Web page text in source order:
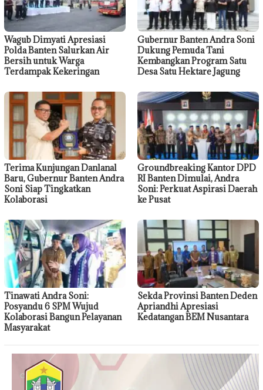
Wagub Dimyati Apresiasi
Polda Banten Salurkan Air
Bersih untuk Warga
Terdampak Kekeringan
Gubernur Banten Andra Soni
Dukung Pemuda Tani
Kembangkan Program Satu
Desa Satu Hektare Jagung
Terima Kunjungan Danlanal
Baru, Gubernur Banten Andra
Soni Siap Tingkatkan
Kolaborasi
Groundbreaking Kantor DPD
RI Banten Dimulai, Andra
Soni: Perkuat Aspirasi Daerah
ke Pusat
Tinawati Andra Soni:
Posyandu 6 SPM Wujud
Kolaborasi Bangun Pelayanan
Masyarakat
Sekda Provinsi Banten Deden
Apriandhi Apresiasi
Kedatangan BEM Nusantara